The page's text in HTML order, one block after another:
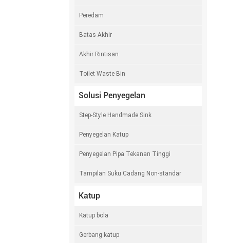
Peredam
Batas Akhir
Akhir Rintisan
Toilet Waste Bin
Solusi Penyegelan
Step-Style Handmade Sink
Penyegelan Katup
Penyegelan Pipa Tekanan Tinggi
Tampilan Suku Cadang Non-standar
Katup
Katup bola
Gerbang katup